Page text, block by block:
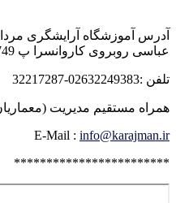
آدرس آموزشگاه آرایشگری
عباسی روبروی کاروانسرا پ 749 ط دوم
تلفن :02632249383-32217287
همراه مستقیم مدیریت (معماریان) :
E-Mail : info@karajman.ir
************************